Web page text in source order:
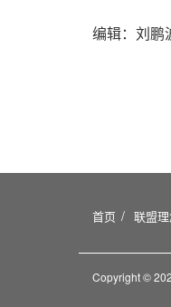
编辑：刘鹏
首页 联盟
Copyright ©